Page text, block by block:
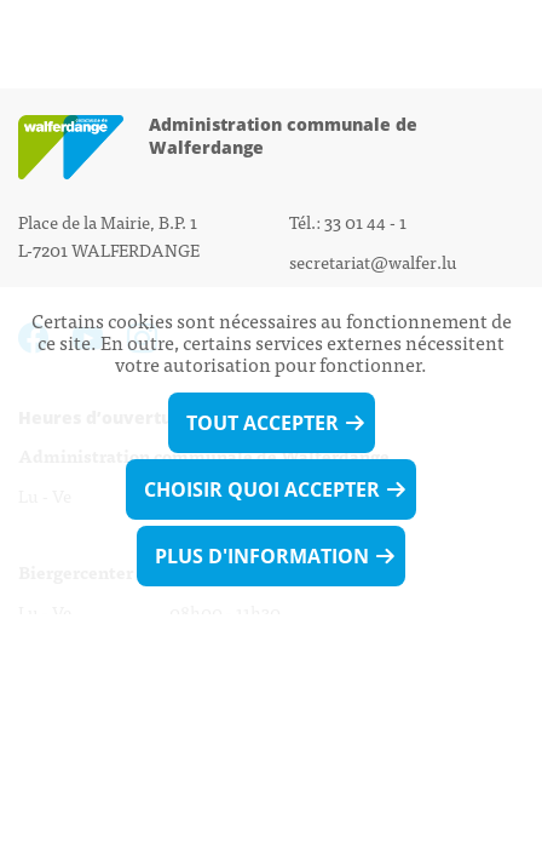
Administration communale de
Walferdange
Place de la Mairie, B.P. 1
L-7201 WALFERDANGE
Tél.: 33 01 44 - 1
secretariat@walfer.lu
Heures d’ouverture:
Administration communale de Walferdange
Lu - Ve 08h00 - 11h30
13h30 - 16h00
Certains cookies sont nécessaires au fonctionnement de
ce site. En outre, certains services externes nécessitent
votre autorisation pour fonctionner.
TOUT ACCEPTER
CHOISIR QUOI ACCEPTER
PLUS D'INFORMATION